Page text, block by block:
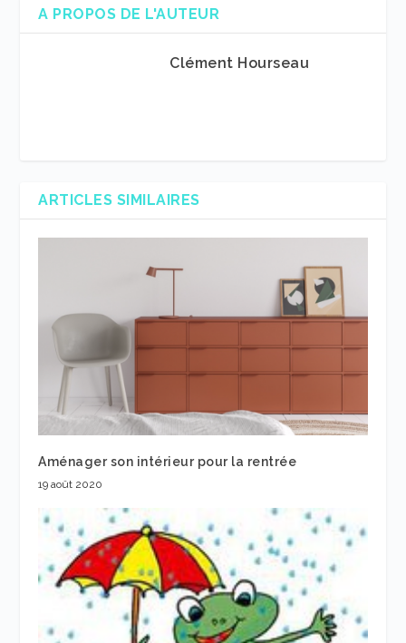
A PROPOS DE L'AUTEUR
Clément Hourseau
ARTICLES SIMILAIRES
Aménager son intérieur pour la rentrée
19 août 2020